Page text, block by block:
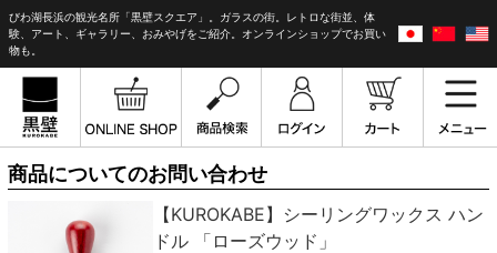
びわ湖長浜の観光名所「黒壁スクエア」。ガラスの街。レトロな街並、体
験、アート、ギャラリー、おみやげをご紹介。オンラインショップでお買い
物も。
商品についてのお問い合わせ
【KUROKABE】シーリングワックス ハン
ドル 「ローズウッド」